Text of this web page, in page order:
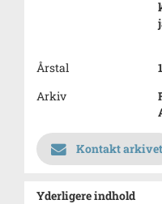
Årstal
Arkiv
Kontakt arkivet
Yderligere indhold